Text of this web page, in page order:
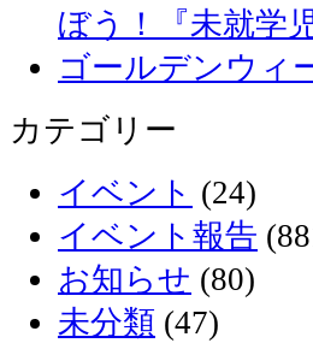
ぼう！『未就学
ゴールデンウィ
カテゴリー
イベント (24)
イベント報告
お知らせ (80)
未分類 (47)